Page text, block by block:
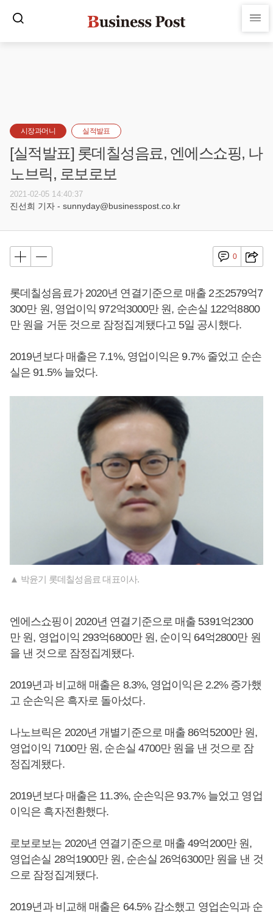
시장과머니 실적발표
[실적발표] 롯데칠성음료, 엔에스쇼핑, 나
노브릭, 로보로보
2021-02-05 14:40:37
진선희 기자 - sunnyday@businesspost.co.kr
0
롯데칠성음료가 2020년 연결기준으로 매출 2조2579억7
300만 원, 영업이익 972억3000만 원, 순손실 122억8800
만 원을 거둔 것으로 잠정집계됐다고 5일 공시했다.
2019년보다 매출은 7.1%, 영업이익은 9.7% 줄었고 순손
실은 91.5% 늘었다.
▲ 박윤기 롯데칠성음료 대표이사.
엔에스쇼핑이 2020년 연결기준으로 매출 5391억2300
만 원, 영업이익 293억6800만 원, 순이익 64억2800만 원
을 낸 것으로 잠정집계됐다.
2019년과 비교해 매출은 8.3%, 영업이익은 2.2% 증가했
고 순손익은 흑자로 돌아섰다.
나노브릭은 2020년 개별기준으로 매출 86억5200만 원,
영업이익 7100만 원, 순손실 4700만 원을 낸 것으로 잠
정집계됐다.
2019년보다 매출은 11.3%, 순손익은 93.7% 늘었고 영업
이익은 흑자전환했다.
로보로보는 2020년 연결기준으로 매출 49억200만 원,
영업손실 28억1900만 원, 순손실 26억6300만 원을 낸 것
으로 잠정집계됐다.
2019년과 비교해 매출은 64.5% 감소했고 영업손익과 순